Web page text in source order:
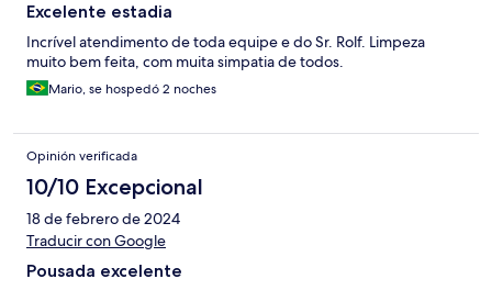
Excelente estadia
Incrível atendimento de toda equipe e do Sr. Rolf. Limpeza
muito bem feita, com muita simpatia de todos.
Mario, se hospedó 2 noches
Opinión verificada
10/10 Excepcional
18 de febrero de 2024
Traducir con Google
Pousada excelente